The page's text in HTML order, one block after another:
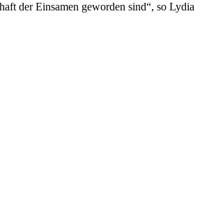
der Einsamen geworden sind“, so Lydia